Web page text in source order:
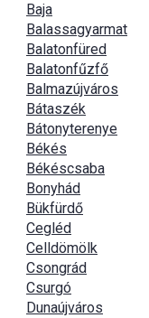
Baja
Balassagyarmat
Balatonfüred
Balatonfűzfő
Balmazújváros
Bátaszék
Bátonyterenye
Békés
Békéscsaba
Bonyhád
Bükfürdő
Cegléd
Celldömölk
Csongrád
Csurgó
Dunaújváros